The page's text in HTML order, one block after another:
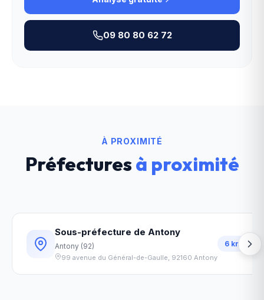
09 80 80 62 72
À PROXIMITÉ
Préfecturesà proximité
Sous-préfecture de Antony
Antony (92)
99 avenue du Général-de-Gaulle, 92160 Antony
6 km